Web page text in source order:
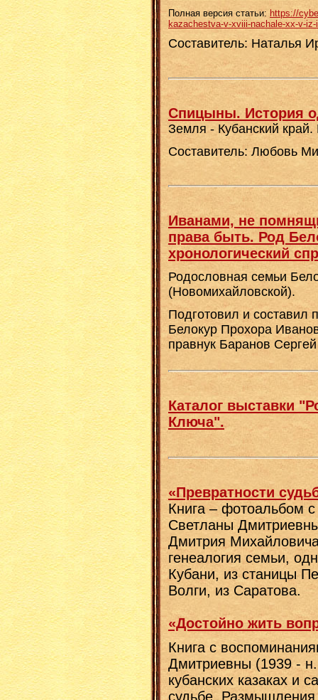
Полная версия статьи: https://
kazachestva-v-xviii-nachale-xx-v-iz-
Составитель: Наталья
Спицыны. История
Земля - Кубанский
Составитель: Любовь
Иванами, не
права быть. Род
хронологический
Родословная семьи
(Новомихайловской).
Подготовил и составил
Белокур Прохора
правнук Баранов
Каталог выставки
Ключа".
«Превратности
Книга – фотоальбом
Светланы
Дмитрия
генеалогия семьи,
Кубани, из станицы
Волги, из Саратова.
«Достойно жить
Книга с
Дмитриевны (1939 -
кубанских казаках и
судьбе. Размышления